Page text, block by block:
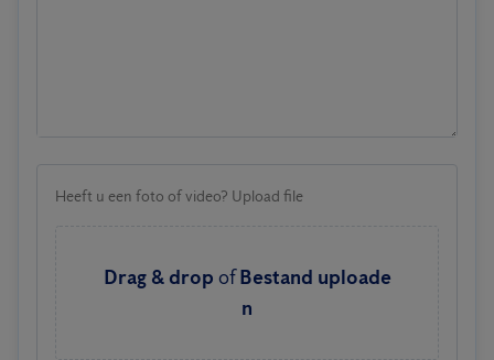
Heeft u een foto of video? Upload file
Drag & drop of Bestand uploade
n